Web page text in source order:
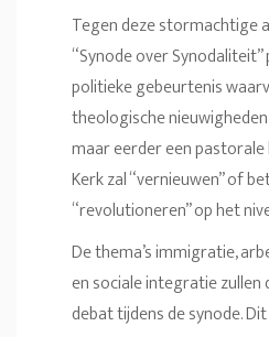
Tegen deze stormachtige
“Synode over
politieke gebeurtenis
theologische
maar eerder een
Kerk zal “vernieuwen” of
“revolutioneren” op het
De thema’s immigratie,
en sociale integratie
debat tijdens de synode.